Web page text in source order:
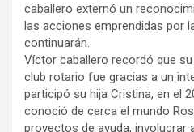
caballero externó un
las acciones emprendidas por
continuarán.
Víctor caballero recordó que
club rotario fue gracias a un
participó su hija Cristina, en el
conoció de cerca el mundo
proyectos de ayuda, involucrar